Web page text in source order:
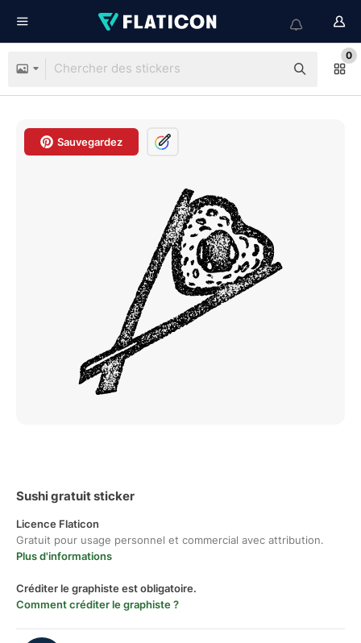
0
Sauvegardez
Sushi gratuit sticker
Licence Flaticon
Gratuit pour usage personnel et commercial avec attribution.
Plus d'informations
Créditer le graphiste est obligatoire.
Comment créditer le graphiste ?